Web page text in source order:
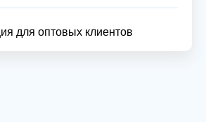
для оптовых клиентов